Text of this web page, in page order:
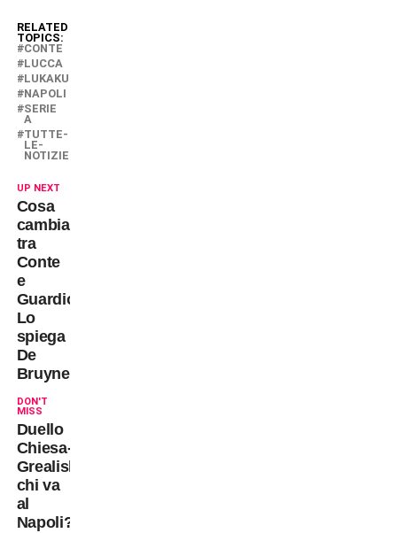
RELATED
TOPICS:
CONTE
LUCCA
LUKAKU
NAPOLI
SERIE
A
TUTTE-
LE-
NOTIZIE
UP NEXT
Cosa
cambia
tra
Conte
e
Guardiola?
Lo
spiega
De
Bruyne
DON'T
MISS
Duello
Chiesa-
Grealish:
chi va
al
Napoli?